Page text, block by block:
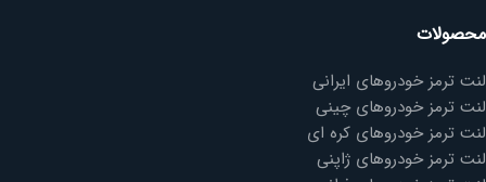
محصولات
لنت ترمز خودروهای ایرانی
لنت ترمز خودروهای چینی
لنت ترمز خودروهای کره ای
لنت ترمز خودروهای ژاپنی